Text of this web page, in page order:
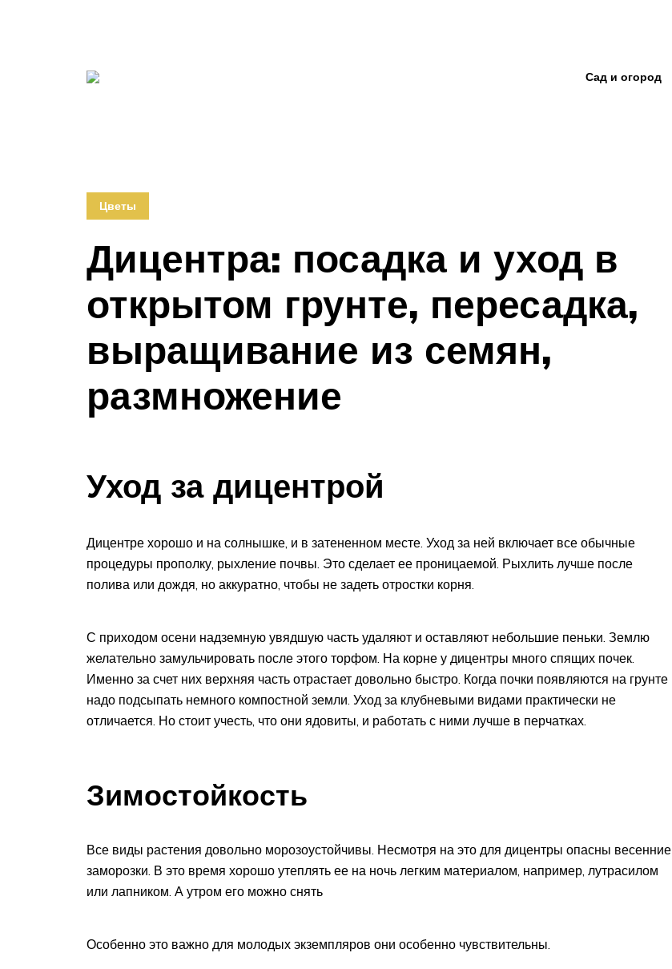
Сад и огород
Цветы
Дицентра: посадка и уход в
открытом грунте, пересадка,
выращивание из семян,
размножение
Уход за дицентрой
Дицентре хорошо и на солнышке, и в затененном месте. Уход за ней включает все обычные
процедуры прополку, рыхление почвы. Это сделает ее проницаемой. Рыхлить лучше после
полива или дождя, но аккуратно, чтобы не задеть отростки корня.
С приходом осени надземную увядшую часть удаляют и оставляют небольшие пеньки. Землю
желательно замульчировать после этого торфом. На корне у дицентры много спящих почек.
Именно за счет них верхняя часть отрастает довольно быстро. Когда почки появляются на грунте
надо подсыпать немного компостной земли. Уход за клубневыми видами практически не
отличается. Но стоит учесть, что они ядовиты, и работать с ними лучше в перчатках.
Зимостойкость
Все виды растения довольно морозоустойчивы. Несмотря на это для дицентры опасны весенние
заморозки. В это время хорошо утеплять ее на ночь легким материалом, например, лутрасилом
или лапником. А утром его можно снять
Особенно это важно для молодых экземпляров они особенно чувствительны.